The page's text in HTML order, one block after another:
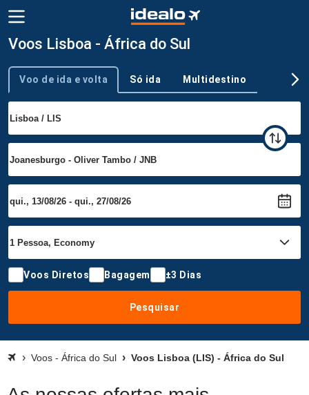
Voos Lisboa - África do Sul
Tipo de viagem
Voo de ida e volta Só ida Multidestino
Voos Diretos Bagagem ±3 Dias
Pesquisar
Voos - África do Sul Voos Lisboa (LIS) - África do Sul